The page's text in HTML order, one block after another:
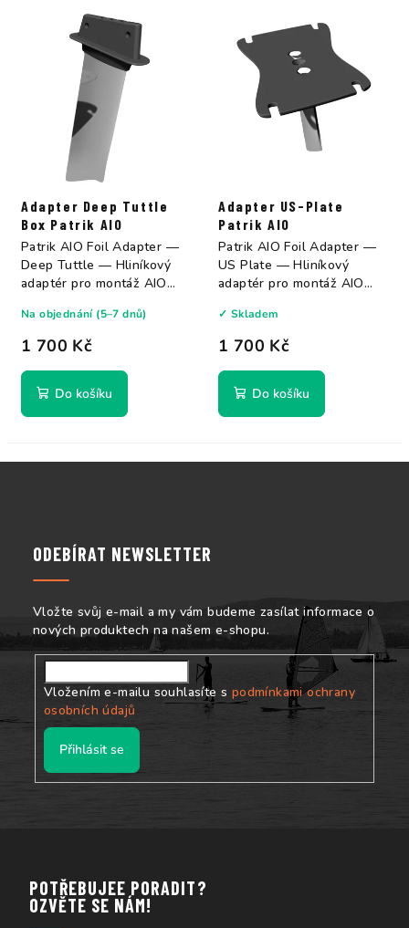
Adapter Deep Tuttle
Box Patrik AIO
1 700 Kč
Na objednání (5–7 dnů)
Do košíku
Patrik AIO Foil Adapter —
Deep Tuttle — Hliníkový
adaptér pro montáž AIO
Adapter US-Plate
Patrik AIO
1 700 Kč
✓ Skladem
Do košíku
Patrik AIO Foil Adapter —
US Plate — Hliníkový
adaptér pro montáž AIO
ODEBÍRAT NEWSLETTER
Vložte svůj e-mail a my vám budeme zasílat informace o
nových produktech na našem e-shopu.
Vložením e-mailu souhlasíte s podmínkami ochrany
osobních údajů
Přihlásit se
POTŘEBUJEE PORADIT?
OZVĚTE SE NÁM!